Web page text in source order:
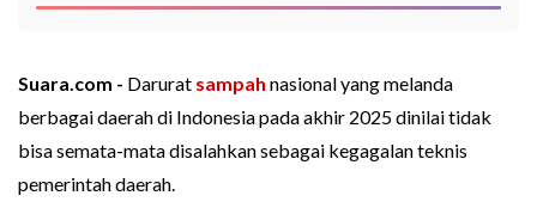
Suara.com - Darurat sampah nasional yang melanda
berbagai daerah di Indonesia pada akhir 2025 dinilai tidak
bisa semata-mata disalahkan sebagai kegagalan teknis
pemerintah daerah.